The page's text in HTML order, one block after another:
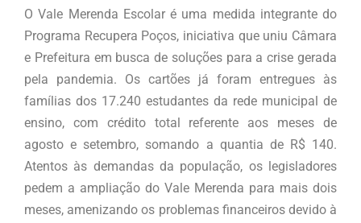
O Vale Merenda Escolar é uma medida integrante do
Programa Recupera Poços, iniciativa que uniu Câmara
e Prefeitura em busca de soluções para a crise gerada
pela pandemia. Os cartões já foram entregues às
famílias dos 17.240 estudantes da rede municipal de
ensino, com crédito total referente aos meses de
agosto e setembro, somando a quantia de R$ 140.
Atentos às demandas da população, os legisladores
pedem a ampliação do Vale Merenda para mais dois
meses, amenizando os problemas financeiros devido à